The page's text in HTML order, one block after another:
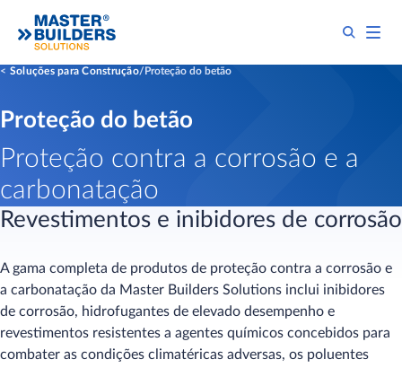
Soluções para Construção Proteção do betão
Proteção do betão
Proteção contra a corrosão e a
carbonatação
Revestimentos e inibidores de corrosão
A gama completa de produtos de proteção contra a corrosão e
a carbonatação da Master Builders Solutions inclui inibidores
de corrosão, hidrofugantes de elevado desempenho e
revestimentos resistentes a agentes químicos concebidos para
combater as condições climatéricas adversas, os poluentes